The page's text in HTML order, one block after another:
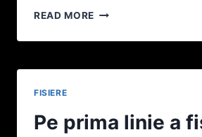
DATE,
READ MORE SCRIEȚI
PROGRAM
GENEREAZĂ
PRIME
STRICT
FISIERE
Pe prima linie a